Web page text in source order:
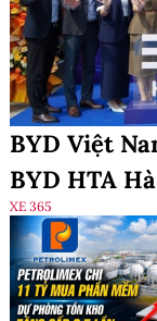
BYD Việt
BYD HTA
XE 365